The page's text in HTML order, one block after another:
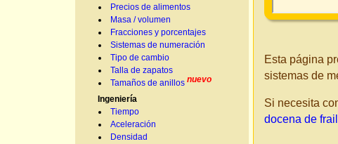
Precios de alimentos
Masa / volumen
Fracciones y porcentajes
Sistemas de numeración
Tipo de cambio
Talla de zapatos
Tamaños de anillos nuevo
Ingeniería
Tiempo
Aceleración
Densidad
Esta página
sistemas de
Si necesita
docena de